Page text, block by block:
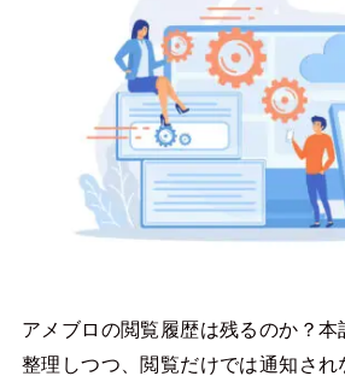
アメブロの閲覧履歴は残るのか？
整理しつつ、閲覧だけでは通知され